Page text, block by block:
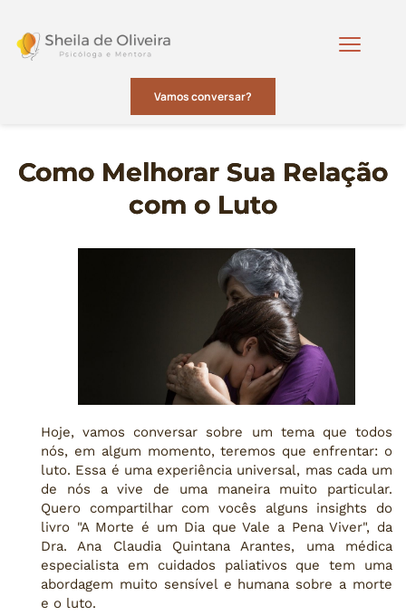
Vamos conversar?
Como Melhorar Sua Relação
com o Luto
Hoje, vamos conversar sobre um tema que todos
nós, em algum momento, teremos que enfrentar: o
luto. Essa é uma experiência universal, mas cada um
de nós a vive de uma maneira muito particular.
Quero compartilhar com vocês alguns insights do
livro "A Morte é um Dia que Vale a Pena Viver", da
Dra. Ana Claudia Quintana Arantes, uma médica
especialista em cuidados paliativos que tem uma
abordagem muito sensível e humana sobre a morte
e o luto.